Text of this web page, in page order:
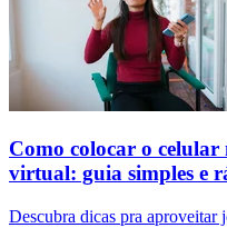
Como colocar o celular
virtual: guia simples e
Descubra dicas pra aproveitar